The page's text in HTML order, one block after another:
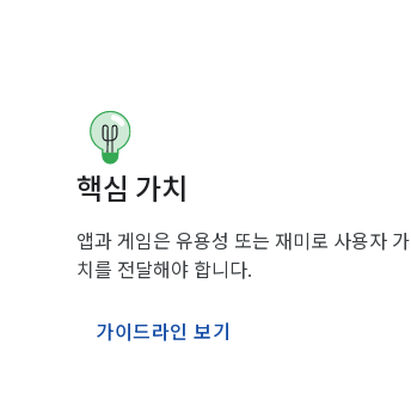
핵심 가치
앱과 게임은 유용성 또는 재미로 사용자 가
치를 전달해야 합니다.
가이드라인 보기